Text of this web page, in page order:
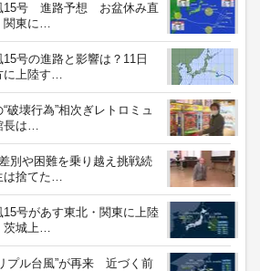
15号 進路予想 お盆休み直
関東に…
15号の進路と影響は？11日
に上陸す…
“破壊行為”相次ぎレトロミュ
長は…
別や困難を乗り越え挑戦続
は捨てた…
15号があす東北・関東に上陸
茨城上…
プル台風”が再来 近づく前